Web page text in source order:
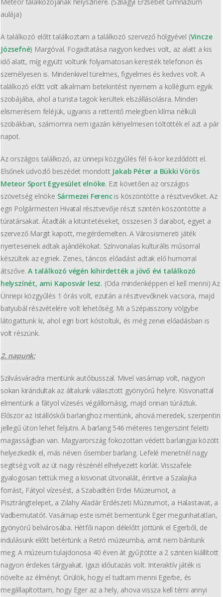
aulája)
A találkozó előtt találkoztam a találkozó szervező hölgyével (Vincze
Józsefné) Margóval. Fogadtatása nagyon kedves volt, az alatt a kis
idő alatt, míg együtt voltunk folyamatosan keresték telefonon és
személyesen is. Mindenkivel türelmes, figyelmes és kedves volt. A
találkozó előtt volt alkalmam betekintést nyernem a kollégium egyik
szobájába, ahol a turista tagok kerültek elszállásolásra. Minden
elismerésem feléjük, ugyanis a rettentő melegben klíma nélküli
szobákban, számomra nem igazán kényelmesen töltötték el azt a pár
napot.
Az országos találkozó, az ünnepi közgyűlés fél 6-kor kezdődött el.
Elsőnek üdvözlő beszédet mondott Jakab Péter a Bükki Vörös
Meteor Sport Egyesület elnöke. Ezt követően az országos
szövetség elnöke Sármezei Ferencis köszöntötte a résztvevőket. Az
egri Polgármesteri Hivatal résztvevője részt szintén köszöntötte a
túratársakat. Átadták a kitüntetéseket, összesen 3 darabot, egyet a
szervező Margit kapott, megérdemelten. A Városismereti játék
nyerteseinek adtak ajándékokat. Színvonalas kulturális műsorral
készültek az egriek. Zenes, táncos előadást adtak elő humorral
átszőve.A találkozó végén kihirdették a jövő évi találkozó
helyszínét, ami Kaposvár lesz. (Oda mindenképpen el kell menni) Az
Ünnepi közgyűlés 1 órás volt, ezután a résztvevőknek vacsora, majd
batyubál részvételére volt lehetőség. Mi a Szépasszony völgybe
látogattunk ki, ahol egri bort kóstoltuk, és még zenei előadásban is
volt részünk.
2. napunk:
Szilvásváradra mentünk autóbusszal. Mivel vasárnap volt, nagyon
sokan kirándultak az általunk választott gyönyörű helyre. Kisvonattal
elmentünk a fátyol vízesés végállomásig, majd onnan túráztuk.
Először az Istállóskői barlanghoz mentünk, ahová meredek, szerpentin
jellegű úton lehet feljutni. A barlang 546 méteres tengerszint feletti
magasságban van. Magyarország fokozottan védett barlangjai között
helyezkedik el, más néven ősember barlang. Lefelé menetnél nagy
segítség volt az út nagy részénél elhelyezett korlát. Visszafele
gyalogosan tettük meg a kisvonat útvonalát, érintve a Szalajka
forrást, Fátyol vízesést, a Szabadtéri Erdei Múzeumot, a
Pisztrángtelepet, a Zilahy Aladár Erdészeti Múzeumot, a Halastavat, a
Vadbemutatót. Vasárnap este ismét bementünk Eger megunhatatlan,
gyönyörű belvárosába. Hétfői napon délelőtt jöttünk el Egerből, de
indulásunk előtt betértünk a Retró múzeumba, amit nem bántunk
meg. A múzeum tulajdonosa 40 éven át gyűjtötte a 2 szinten kiállított
nagyon érdekes tárgyakat. Igazi időutazás volt. Interaktív játék is
növelte az élményt. Örülök, hogy el tudtam menni Egerbe, és
megállapítottam, hogy Eger az a hely, ahova vissza kell térni annyi